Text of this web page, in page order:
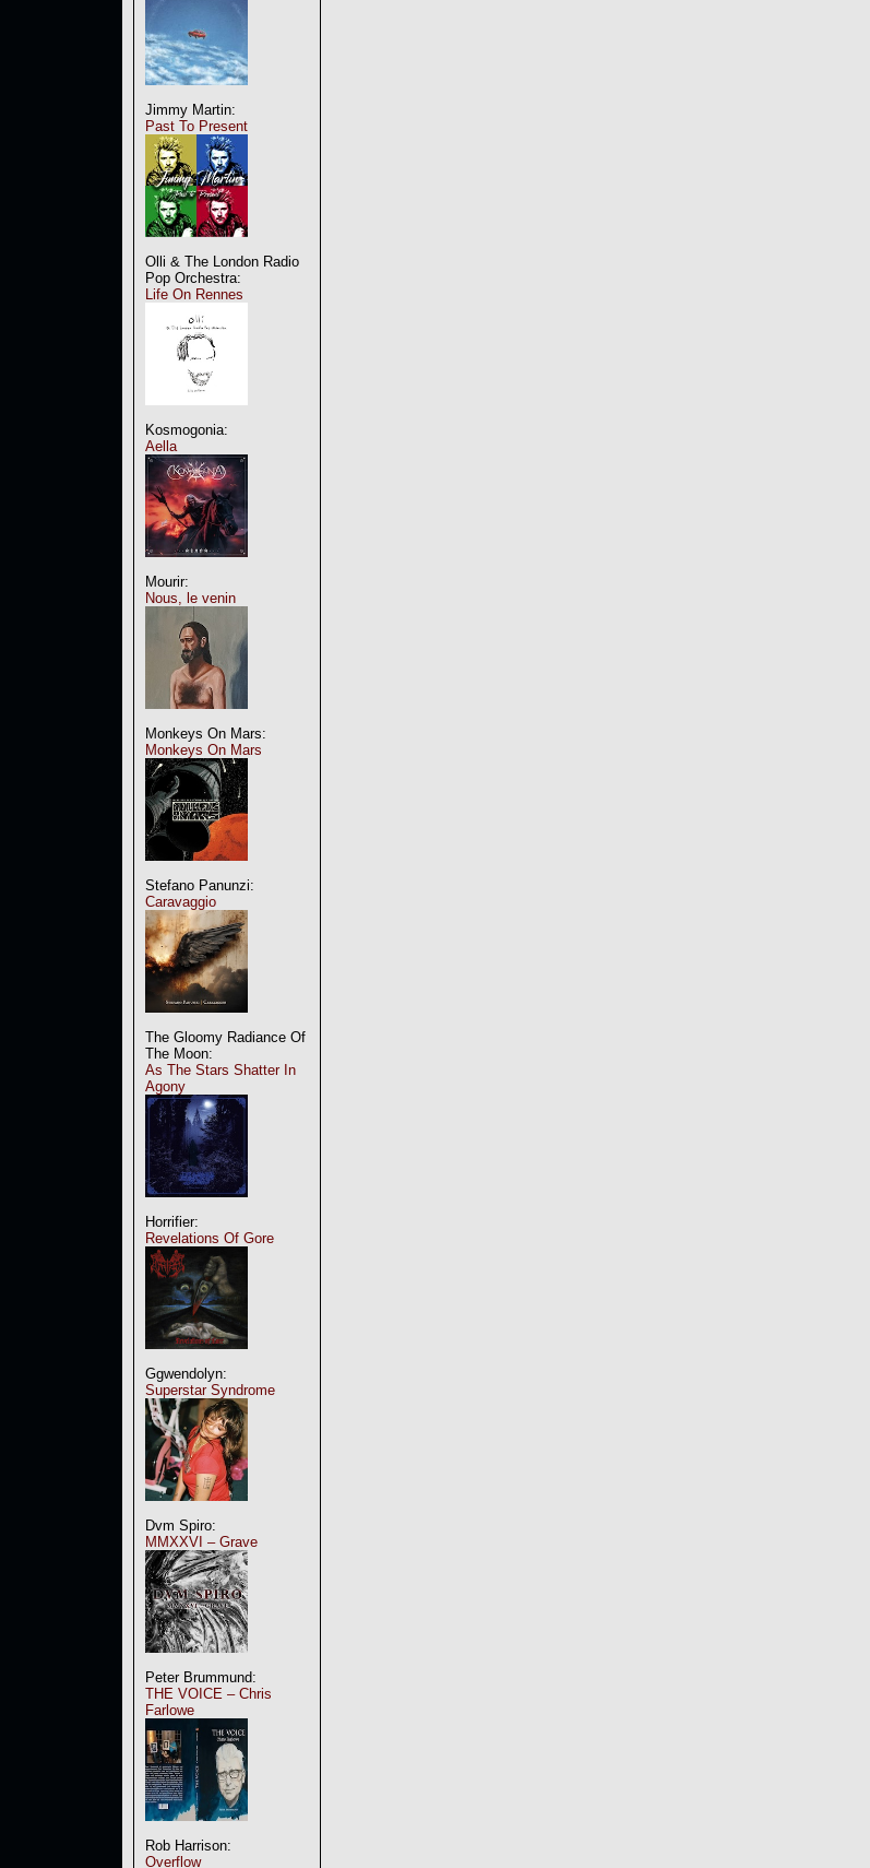
Jimmy Martin:
Past To Present
Olli & The London Radio
Pop Orchestra:
Life On Rennes
Kosmogonia:
Aella
Mourir:
Nous, le venin
Monkeys On Mars:
Monkeys On Mars
Stefano Panunzi:
Caravaggio
The Gloomy Radiance Of
The Moon:
As The Stars Shatter In
Agony
Horrifier:
Revelations Of Gore
Ggwendolyn:
Superstar Syndrome
Dvm Spiro:
MMXXVI – Grave
Peter Brummund:
THE VOICE – Chris
Farlowe
Rob Harrison:
Overflow